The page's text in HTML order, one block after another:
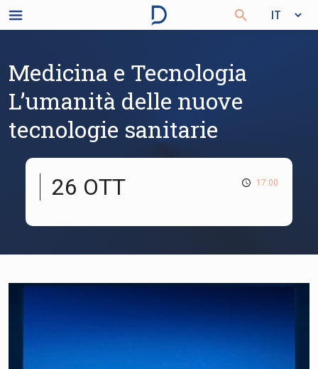
Medicina e Tecnologia
L’umanità delle nuove
tecnologie sanitarie
26 OTT 17:00